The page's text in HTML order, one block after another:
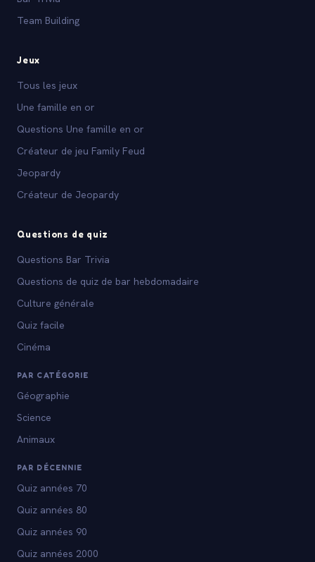
Team Building
Jeux
Tous les jeux
Une famille en or
Questions Une famille en or
Créateur de jeu Family Feud
Jeopardy
Créateur de Jeopardy
Questions de quiz
Questions Bar Trivia
Questions de quiz de bar hebdomadaire
Culture générale
Quiz facile
Cinéma
PAR CATÉGORIE
Géographie
Science
Animaux
PAR DÉCENNIE
Quiz années 70
Quiz années 80
Quiz années 90
Quiz années 2000